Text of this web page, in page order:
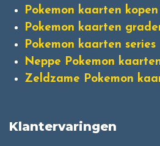
Pokemon kaarten kopen
Pokemon kaarten
Pokemon kaarten series
Neppe Pokemon
Zeldzame Pokemon
Klantervaringen